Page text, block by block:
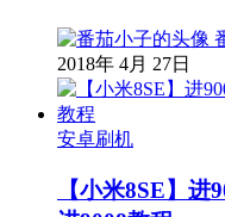
2018年 4月 27日
安卓刷机
【小米8SE】